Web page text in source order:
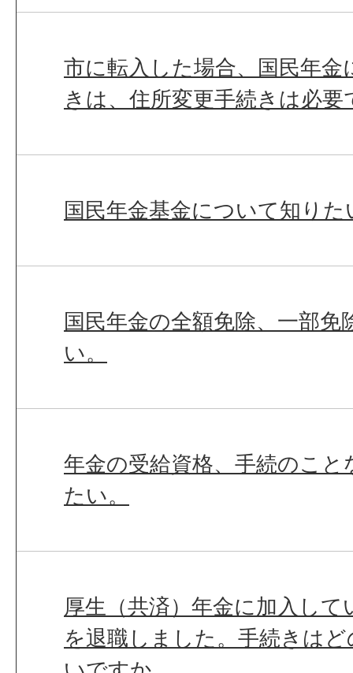
市に転入した場合、国民年
きは、住所変更手続きは必要
国民年金基金について知りた
国民年金の全額免除、一部
い。
年金の受給資格、手続のこ
たい。
厚生（共済）年金に加入し
を退職しました。手続きは